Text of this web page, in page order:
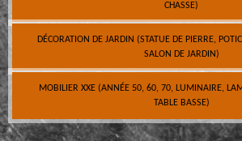
CHASSE)
DÉCORATION DE JARDIN (STATUE DE PIERRE,
SALON DE JARDIN)
MOBILIER XXE (ANNÉE 50, 60, 70, LUMINAIRE,
TABLE BASSE)